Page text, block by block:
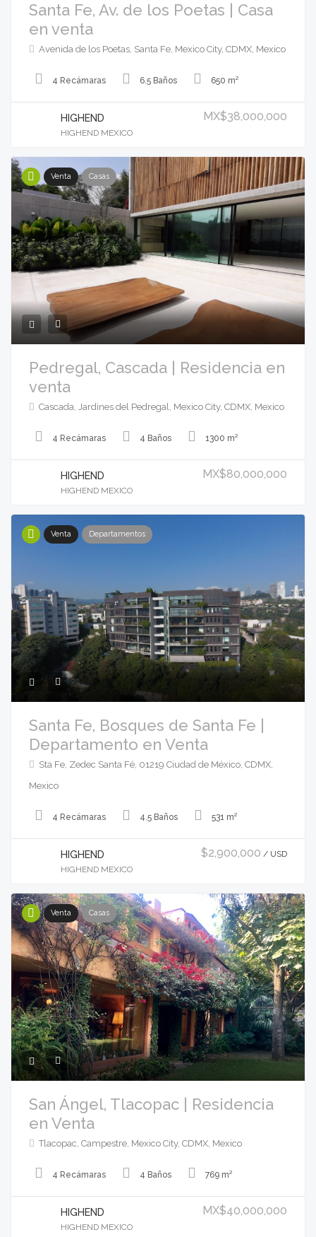
Santa Fe, Av. de los Poetas | Casa
en venta
Avenida de los Poetas, Santa Fe, Mexico City, CDMX, Mexico
4 Recámaras 6.5 Baños 650 m²
HIGHEND
HIGHEND MEXICO
MX$38,000,000
Venta Casas
Pedregal, Cascada | Residencia en
venta
Cascada, Jardines del Pedregal, Mexico City, CDMX, Mexico
4 Recámaras 4 Baños 1300 m²
HIGHEND
HIGHEND MEXICO
MX$80,000,000
Venta Departamentos
Santa Fe, Bosques de Santa Fe |
Departamento en Venta
Sta Fe, Zedec Santa Fé, 01219 Ciudad de México, CDMX,
Mexico
4 Recámaras 4.5 Baños 531 m²
HIGHEND
HIGHEND MEXICO
$2,900,000 / USD
Venta Casas
San Ángel, Tlacopac | Residencia
en Venta
Tlacopac, Campestre, Mexico City, CDMX, Mexico
4 Recámaras 4 Baños 769 m²
HIGHEND
HIGHEND MEXICO
MX$40,000,000